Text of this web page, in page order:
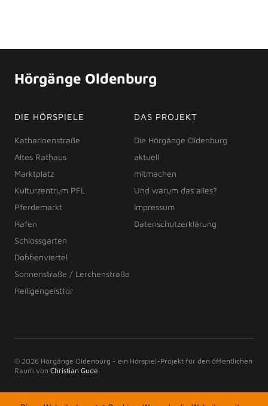
Hörgänge Oldenburg
DIE HÖRSPIELE
Katharinenstraße
Altes Rathaus
Marktplatz
Kulturzentrum PFL
Pferdemarkt
Hafen
Schlossgarten
Dobbenviertel
Sonnenstraße / Lerchenstraße
Heiligengeisttor
DAS PROJEKT
Die Hörgänge Oldenburg
aktuell
mitmachen
Und warum das alles?
Impressum
Datenschutzerklärung
© 2026 Hörgänge Oldenburg - ein Hörspiel-Projekt für den öffentlichen
Raum von Christian Gude